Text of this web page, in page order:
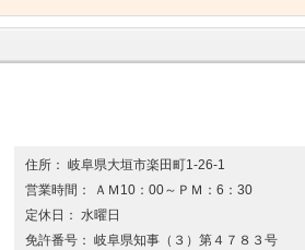
住所： 岐阜県大垣市楽田町1-26-1
営業時間： ＡＭ10：00～ＰＭ：6：30
定休日： 水曜日
免許番号： 岐阜県知事（３）第４７８３号